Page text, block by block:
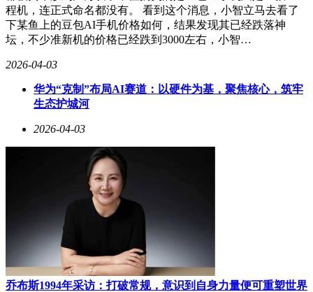
家税务总局上海市税务局稽查局通报称，经核查未发现涉税问
题，并指出此前已多次收到类似举报，因无新线索依法不予受
理。丝芭传媒也发布声明，否认自身为举报主体，称“有人试
图转移焦点”。
婧祎未经公司同意出演《月鳞绮纪》，违反双方合约中“影视
合约有效期至2033年”的条款。公司称已起诉该剧承制方，案
实信息，阻碍艺人正常工作，已对其恶意侵权行为提起诉讼。
双方矛盾可追溯至2024年。当年6月，丝芭传媒发布声明，称
与鞠婧祎的合约进入第二阶段合作期。但鞠婧祎本人随即否
认，表示“到期不续约”，并对补充协议条款不知情。此后，双
方就协议签名真实性、收入分配等问题各执一词：鞠婧祎方指
控丝芭传媒通过“双重合同”截留收入，丝芭传媒则称已支付超
1亿元税前报酬，并每月固定支付25万元。
程机，连正式命名都没有。 看到这个消息，小智立马去看了
下某鱼上的豆包AI手机价格如何，结果发现其已经跌落神
坛，不少准新机的价格已经跌到3000左右，小智…
2026-04-03
华为“克制”布局AI赛道：以硬件为基，聚焦核心，筑牢
生态护城河
2026-04-03
乔布斯1994年采访：打破常规，意识到自身力量便可重塑世界